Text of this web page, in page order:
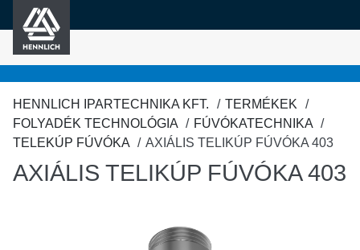
tartalomra
HENNLICH IPARTECHNIKA KFT.
TERMÉKEK
FOLYADÉK TECHNOLÓGIA
FÚVÓKATECHNIKA
TELEKÚP FÚVÓKA
AXIÁLIS TELIKÚP FÚVÓKA 403
AXIÁLIS TELIKÚP FÚVÓKA 403